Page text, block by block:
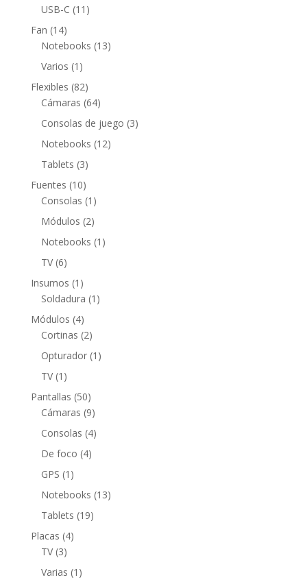
USB-C 11 11
Fan 1414
productos
Notebooks 1313
Varios 1 1
producto
Flexibles 8282
productos
Cámaras 6464
productos
Consolas de juego 33
Notebooks 1212
Tablets 33
productos
Fuentes 1010
productos
Consolas 1 1
producto
Módulos 22
productos
Notebooks 1 1
TV 66
productos
Insumos 1 1
producto
Soldadura 1 1
Módulos 44
productos
Cortinas 22
productos
Opturador 1 1
TV 1 1
producto
Pantallas 5050
productos
Cámaras 99
productos
Consolas 44
De foco 44
GPS 1 1
producto
Notebooks 1313
Tablets 1919
Placas 44
TV 33
productos
Varias 1 1